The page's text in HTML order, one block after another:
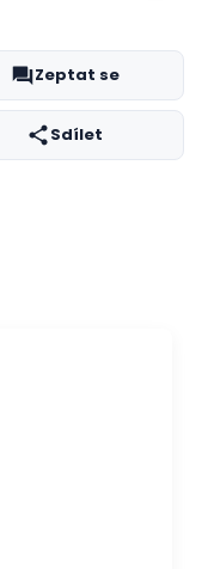
Zeptat se
Sdílet